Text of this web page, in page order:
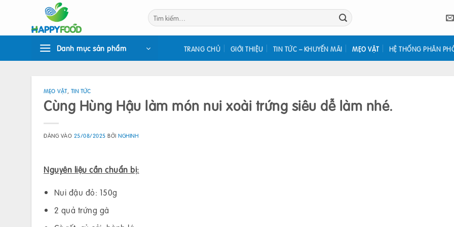
Tìm
kiếm:
Danh mục sản phẩm TRANG CHỦ GIỚI THIỆU TIN TỨC – KHUYẾN MÃI MẸO VẶT HỆ THỐNG PHÂN
MẸO VẶT, TIN TỨC
Cùng Hùng Hậu làm món nui xoài trứng siêu dễ làm nhé.
ĐĂNG VÀO 25/08/2025 BỞINGHINH
Nguyên liệu cần chuẩn bị:
Nui đậu đỏ: 150g
2 quả trứng gà